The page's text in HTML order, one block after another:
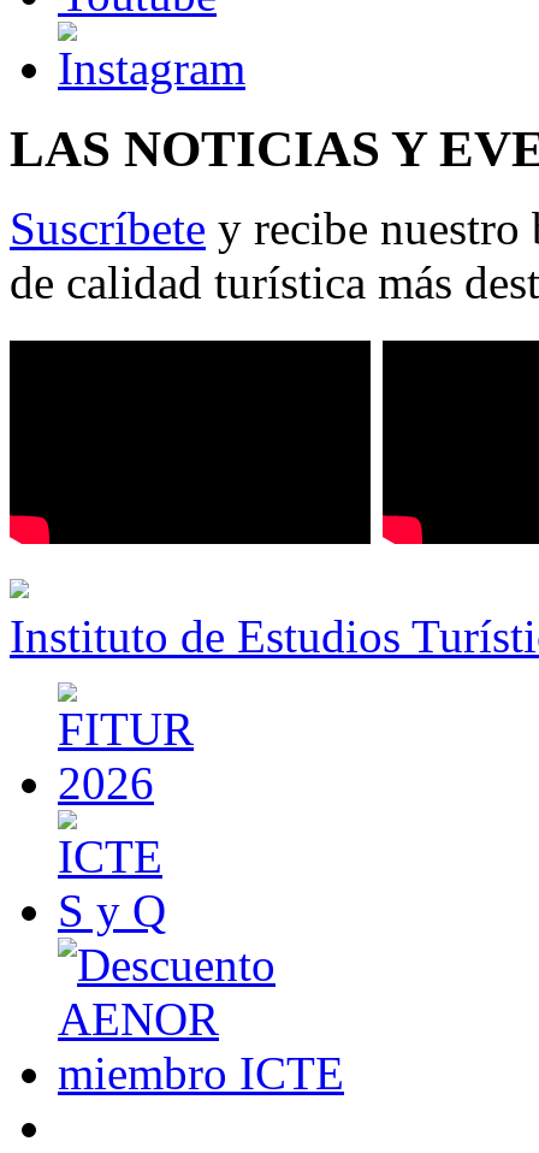
LAS NOTICIAS Y
Suscríbete y recibe nuestro
de calidad turística más
Instituto de Estudios